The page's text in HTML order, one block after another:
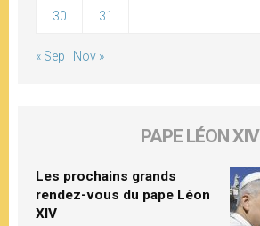
30 31
« Sep Nov »
PAPE LÉON XIV
Les prochains grands
rendez-vous du pape Léon
XIV